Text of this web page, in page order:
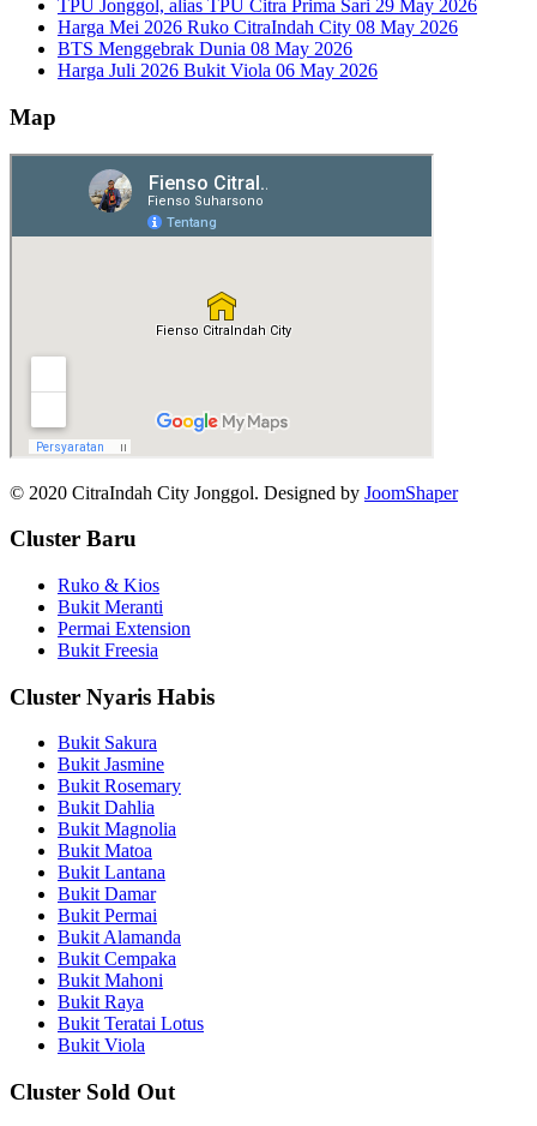
TPU Jonggol, alias TPU Citra Prima Sari 29 May 2026
Harga Mei 2026 Ruko CitraIndah City 08 May 2026
BTS Menggebrak Dunia 08 May 2026
Harga Juli 2026 Bukit Viola 06 May 2026
Map
© 2020 CitraIndah City Jonggol. Designed by JoomShaper
Cluster Baru
Ruko & Kios
Bukit Meranti
Permai Extension
Bukit Freesia
Cluster Nyaris Habis
Bukit Sakura
Bukit Jasmine
Bukit Rosemary
Bukit Dahlia
Bukit Magnolia
Bukit Matoa
Bukit Lantana
Bukit Damar
Bukit Permai
Bukit Alamanda
Bukit Cempaka
Bukit Mahoni
Bukit Raya
Bukit Teratai Lotus
Bukit Viola
Cluster Sold Out